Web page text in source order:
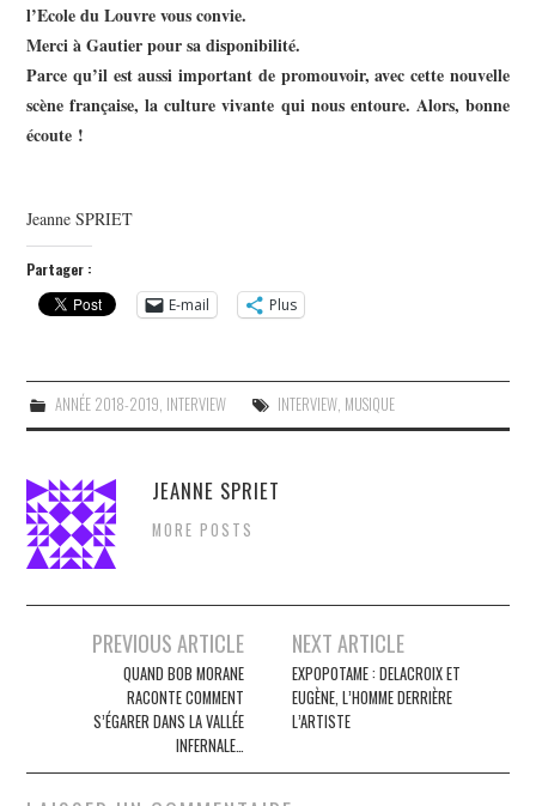
l’Ecole du Louvre vous convie.
Merci à Gautier pour sa disponibilité.
Parce qu’il est aussi important de promouvoir, avec cette nouvelle
scène française, la culture vivante qui nous entoure. Alors, bonne
écoute !
Jeanne SPRIET
Partager :
E-mail
Plus
ANNÉE 2018-2019 INTERVIEW INTERVIEW, MUSIQUE
JEANNE SPRIET
MORE POSTS
Navigation
articles
PREVIOUS ARTICLE
QUAND BOB MORANE
RACONTE COMMENT
S’ÉGARER DANS LA VALLÉE
INFERNALE…
NEXT ARTICLE
EXPOPOTAME : DELACROIX ET
EUGÈNE, L’HOMME DERRIÈRE
L’ARTISTE